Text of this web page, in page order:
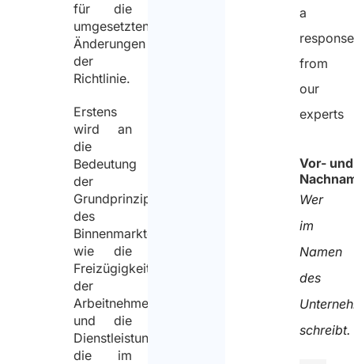
für die
umgesetzten
Änderungen
der
Richtlinie.
Erstens
wird an
die
Bedeutung
der
Grundprinzipien
des
Binnenmarktes,
wie die
Freizügigkeit
der
Arbeitnehmer
und die
Dienstleistungsfreiheit,
die im
a
response
from
our
experts
Vor- und
Wer
im
Namen
des
schreibt.